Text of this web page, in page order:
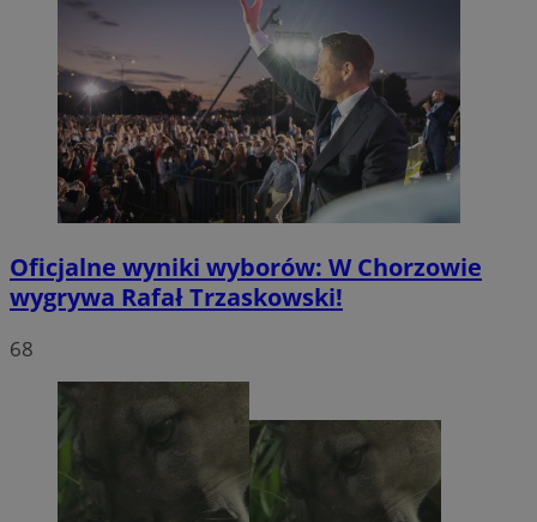
Oficjalne wyniki wyborów: W Chorzowie
wygrywa Rafał Trzaskowski!
68